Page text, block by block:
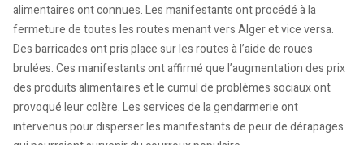
alimentaires ont connues. Les manifestants ont procédé à la
fermeture de toutes les routes menant vers Alger et vice versa.
Des barricades ont pris place sur les routes à l’aide de roues
brulées. Ces manifestants ont affirmé que l’augmentation des prix
des produits alimentaires et le cumul de problèmes sociaux ont
provoqué leur colère. Les services de la gendarmerie ont
intervenus pour disperser les manifestants de peur de dérapages